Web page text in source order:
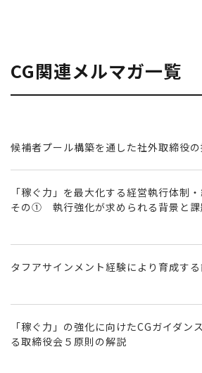
CG関連メルマガ一覧
候補者プール構築を通した社外取締役
「稼ぐ力」を最大化する経営執行体制
その① 執行強化が求められる背景と課
タフアサインメント経験により育成す
「稼ぐ力」の強化に向けたCGガイダン
る取締役会５原則の解説